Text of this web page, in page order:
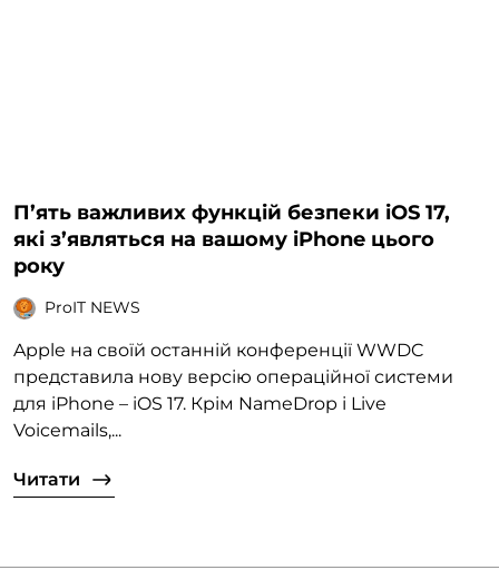
П’ять важливих функцій безпеки iOS 17,
які з’являться на вашому iPhone цього
року
ProIT NEWS
Apple на своїй останній конференції WWDC
представила нову версію операційної системи
для iPhone – iOS 17. Крім NameDrop і Live
Voicemails,...
Читати